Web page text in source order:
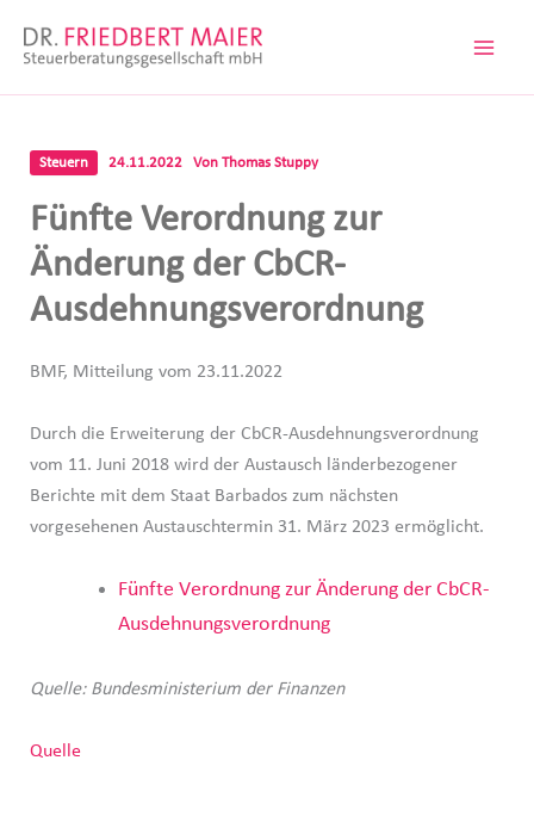
Inhalt
Steuern 24.11.2022 Von Thomas Stuppy
Fünfte Verordnung zur
Änderung der CbCR-
Ausdehnungsverordnung
BMF, Mitteilung vom 23.11.2022
Durch die Erweiterung der CbCR-Ausdehnungsverordnung
vom 11. Juni 2018 wird der Austausch länderbezogener
Berichte mit dem Staat Barbados zum nächsten
vorgesehenen Austauschtermin 31. März 2023 ermöglicht.
Fünfte Verordnung zur Änderung der CbCR-
Ausdehnungsverordnung
Quelle: Bundesministerium der Finanzen
Quelle